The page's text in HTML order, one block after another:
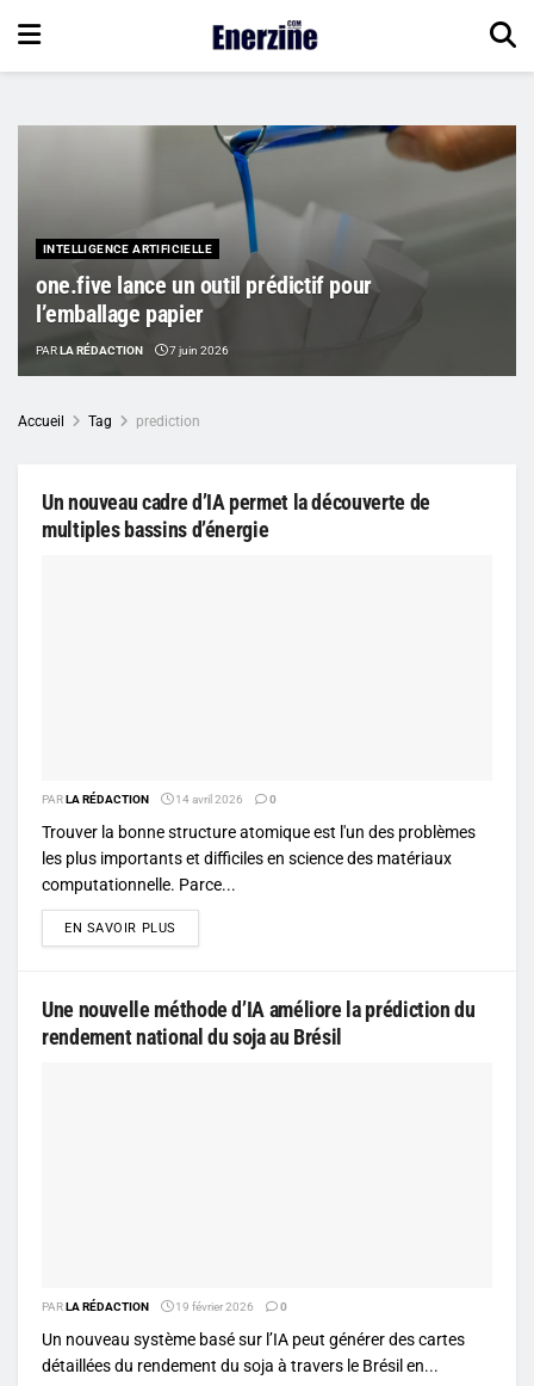
INTELLIGENCE ARTIFICIELLE
one.five lance un outil prédictif pour
l’emballage papier
PARLA RÉDACTION 7 juin 2026
Accueil Tag prediction
Un nouveau cadre d’IA permet la découverte de
multiples bassins d’énergie
PARLA RÉDACTION 14 avril 2026 0
Trouver la bonne structure atomique est l'un des problèmes
les plus importants et difficiles en science des matériaux
computationnelle. Parce...
EN SAVOIR PLUS
Une nouvelle méthode d’IA améliore la prédiction du
rendement national du soja au Brésil
PARLA RÉDACTION 19 février 2026 0
Un nouveau système basé sur l’IA peut générer des cartes
détaillées du rendement du soja à travers le Brésil en...